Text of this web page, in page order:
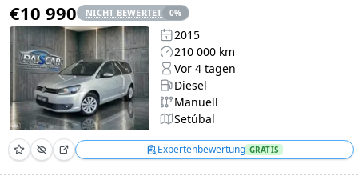
€10 990 NICHT BEWERTET 0%
2015
210 000 km
Vor 4 tagen
Diesel
Manuell
Setúbal
Expertenbewertung GRATIS